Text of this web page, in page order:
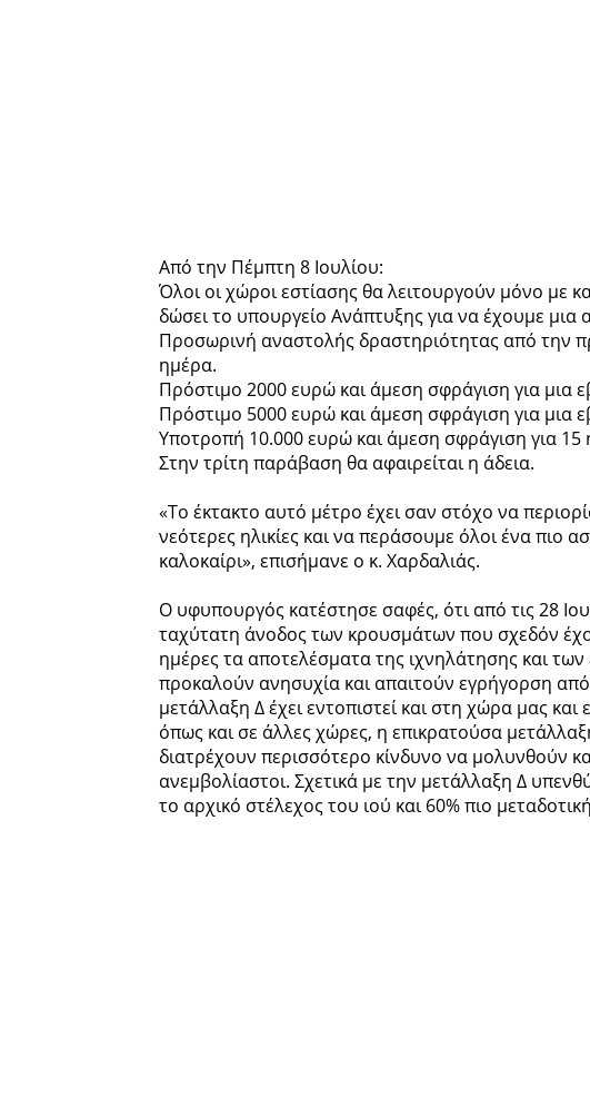
Από την Πέμπτη 8 Ιουλίου:
Όλοι οι χώροι εστίασης θα λειτουργούν μόνο με
δώσει το υπουργείο Ανάπτυξης για να έχουμε
Προσωρινή αναστολής δραστηριότητας από την
ημέρα.
Πρόστιμο 2000 ευρώ και άμεση σφράγιση για μια
Πρόστιμο 5000 ευρώ και άμεση σφράγιση για
Υποτροπή 10.000 ευρώ και άμεση σφράγιση για 15
Στην τρίτη παράβαση θα αφαιρείται η άδεια.
«Το έκτακτο αυτό μέτρο έχει σαν στόχο να
νεότερες ηλικίες και να περάσουμε όλοι ένα πιο
καλοκαίρι», επισήμανε ο κ. Χαρδαλιάς.
Ο υφυπουργός κατέστησε σαφές, ότι από τις 28
ταχύτατη άνοδος των κρουσμάτων που σχεδόν
ημέρες τα αποτελέσματα της ιχνηλάτησης και
προκαλούν ανησυχία και απαιτούν εγρήγορση
μετάλλαξη Δ έχει εντοπιστεί και στη χώρα μας και
όπως και σε άλλες χώρες, η επικρατούσα
διατρέχουν περισσότερο κίνδυνο να μολυνθούν
ανεμβολίαστοι. Σχετικά με την μετάλλαξη Δ
το αρχικό στέλεχος του ιού και 60% πιο